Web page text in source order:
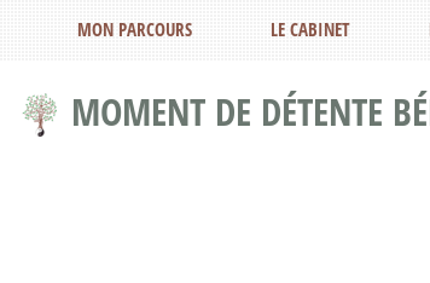
MOMENT DE DÉTENTE
MON PARCOURS LE CABINET